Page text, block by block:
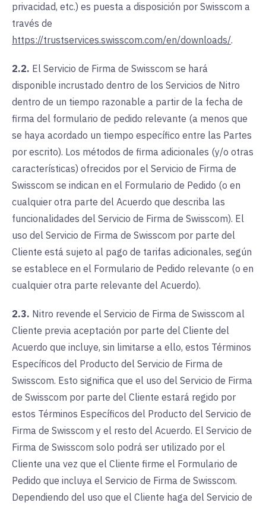
privacidad, etc.) es puesta a disposición por Swisscom a
través de
https://trustservices.swisscom.com/en/downloads/.
2.2. El Servicio de Firma de Swisscom se hará
disponible incrustado dentro de los Servicios de Nitro
dentro de un tiempo razonable a partir de la fecha de
firma del formulario de pedido relevante (a menos que
se haya acordado un tiempo específico entre las Partes
por escrito). Los métodos de firma adicionales (y/o otras
características) ofrecidos por el Servicio de Firma de
Swisscom se indican en el Formulario de Pedido (o en
cualquier otra parte del Acuerdo que describa las
funcionalidades del Servicio de Firma de Swisscom). El
uso del Servicio de Firma de Swisscom por parte del
Cliente está sujeto al pago de tarifas adicionales, según
se establece en el Formulario de Pedido relevante (o en
cualquier otra parte relevante del Acuerdo).
2.3. Nitro revende el Servicio de Firma de Swisscom al
Cliente previa aceptación por parte del Cliente del
Acuerdo que incluye, sin limitarse a ello, estos Términos
Específicos del Producto del Servicio de Firma de
Swisscom. Esto significa que el uso del Servicio de Firma
de Swisscom por parte del Cliente estará regido por
estos Términos Específicos del Producto del Servicio de
Firma de Swisscom y el resto del Acuerdo. El Servicio de
Firma de Swisscom solo podrá ser utilizado por el
Cliente una vez que el Cliente firme el Formulario de
Pedido que incluya el Servicio de Firma de Swisscom.
Dependiendo del uso que el Cliente haga del Servicio de